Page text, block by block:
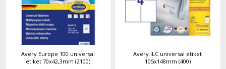
Avery Europe 100 universal
etiket 70x42,3mm (2100)
Avery ILC universal etiket
105x148mm (400)